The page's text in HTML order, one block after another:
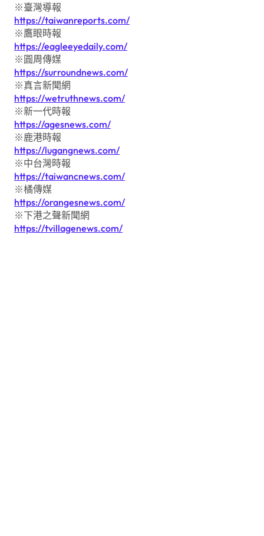
※臺灣導報
https://taiwanreports.com/
※鷹眼時報
https://eagleeyedaily.com/
※圓周傳媒
https://surroundnews.com/
※真言新聞網
https://wetruthnews.com/
※新一代時報
https://agesnews.com/
※鹿港時報
https://lugangnews.com/
※中台灣時報
https://taiwancnews.com/
※橘傳媒
https://orangesnews.com/
※下港之聲新聞網
https://tvillagenews.com/